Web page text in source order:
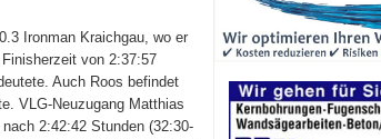
Ironman Kraichgau, wo er
von 2:37:57
Auch Roos befindet
VLG-Neuzugang Matthias
2:42:42 Stunden (32:30-